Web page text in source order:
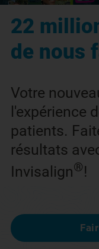
22
de nous
Votre
l'expérience
patients.
résultats
Invisalign®!